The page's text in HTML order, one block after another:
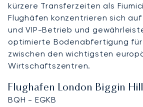
kürzere Transferzeiten als
Flughäfen konzentrieren sich
und VIP-Betrieb und
optimierte Bodenabfertigung für
zwischen den wichtigsten
Wirtschaftszentren.
Flughafen London Biggin Hill
BQH - EGKB